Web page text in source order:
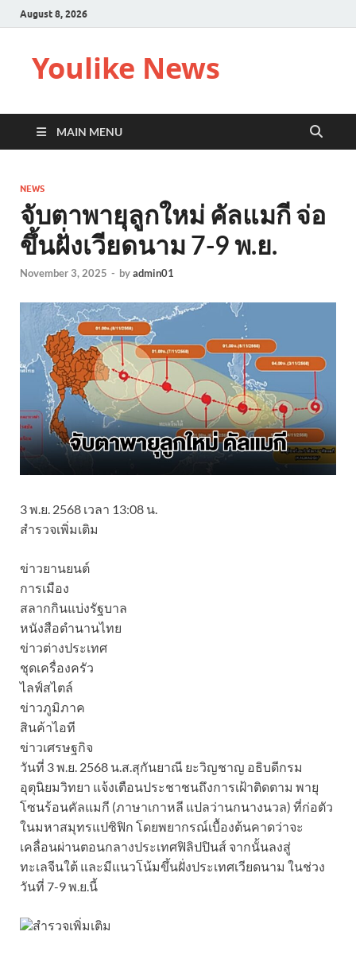
August 8, 2026
Youlike News
MAIN MENU
NEWS
จับตาพายุลูกใหม่ คัลแมกี จ่อ
ขึ้นฝั่งเวียดนาม 7-9 พ.ย.
November 3, 2025 - byadmin01
3 พ.ย. 2568 เวลา 13:08 น.
สำรวจเพิ่มเติม
ข่าวยานยนต์
การเมือง
สลากกินแบ่งรัฐบาล
หนังสือตำนานไทย
ข่าวต่างประเทศ
ชุดเครื่องครัว
ไลฟ์สไตล์
ข่าวภูมิภาค
สินค้าไอที
ข่าวเศรษฐกิจ
วันที่ 3 พ.ย. 2568 น.ส.สุกันยาณี ยะวิญชาญ อธิบดีกรม
อุตุนิยมวิทยา แจ้งเตือนประชาชนถึงการเฝ้าติดตาม พายุ
โซนร้อนคัลแมกี (ภาษาเกาหลี แปลว่านกนางนวล) ที่ก่อตัว
ในมหาสมุทรแปซิฟิก โดยพยากรณ์เบื้องต้นคาดว่าจะ
เคลื่อนผ่านตอนกลางประเทศฟิลิปปินส์ จากนั้นลงสู่
ทะเลจีนใต้ และมีแนวโน้มขึ้นฝั่งประเทศเวียดนาม ในช่วง
วันที่ 7-9 พ.ย.นี้
สำรวจเพิ่มเติม